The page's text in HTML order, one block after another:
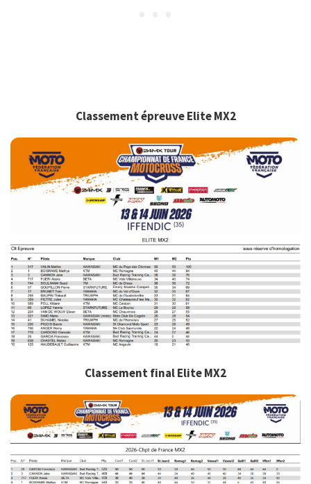
Classement épreuve Elite MX2
Classement final Elite MX2